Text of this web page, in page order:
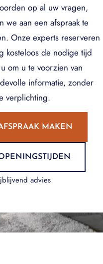
op al uw vragen,
we aan een afspraak te
Onze experts reserveren
kosteloos de nodige tijd
om u te voorzien van
informatie, zonder
verplichting.
MAKEN
advies